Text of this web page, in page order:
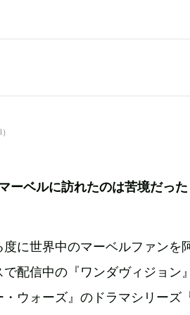
ーベルに訪れたのは苦境だった
に世界中のマーベルファンを
配信中の『ワンダヴィジョン
ウォーズ』のドラマシリーズ